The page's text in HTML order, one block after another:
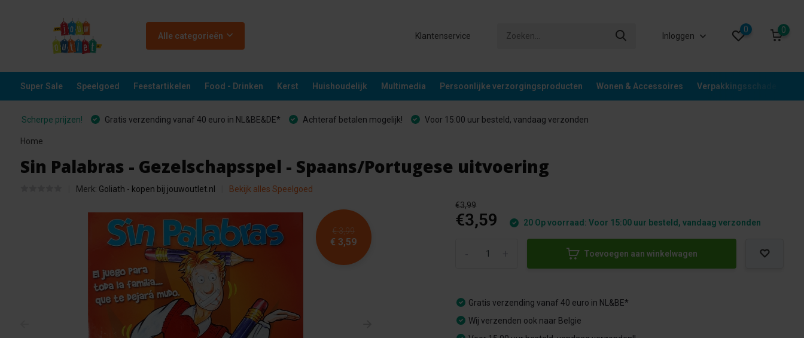
Alle categorieën Klantenservice Inloggen
0 0
Super Sale Speelgoed Feestartikelen Food - Drinken Kerst Huishoudelijk Multimedia Persoonlijke verzorgingsproducten Wonen & Accessoires Verpakkingsschade
Scherpe prijzen! Gratis verzending vanaf 40 euro in NL&BE&DE* Achteraf betalen mogelijk! Voor 15:00 uur besteld, vandaag verzonden
Home
Sin Palabras - Gezelschapsspel - Spaans/Portugese uitvoering
Merk: Goliath - kopen bij jouwoutlet.nl Bekijk alles Speelgoed
€ 3,99
€ 3,59
€3,99
€3,59 20 Op voorraad: Voor 15:00 uur besteld, vandaag verzonden
Toevoegen aan winkelwagen
Gratis verzending vanaf 40 euro in NL&BE*
Wij verzenden ook naar Belgie